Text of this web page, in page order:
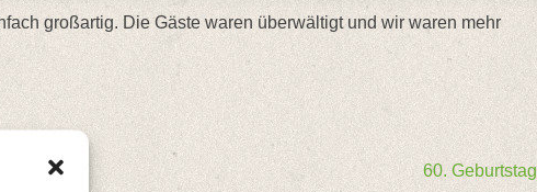
großartig. Die Gäste waren überwältigt und wir waren mehr
60. Geburtstag